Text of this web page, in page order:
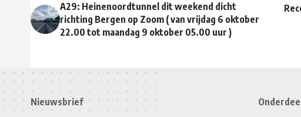
A29: Heinenoordtunnel dit weekend dicht
richting Bergen op Zoom ( van vrijdag 6 oktober
22.00 tot maandag 9 oktober 05.00 uur )
Nieuwsbrief